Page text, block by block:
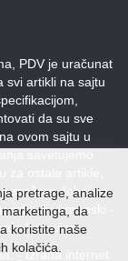
PDV je uračunat
svi artikli na sajtu
da su sve
ovom sajtu u
za ostale artikle,
možete dobiti na
robe ili virmanski -
kupovine.
-Izrada internet
pretrage, analize
da
koristite naše
kolačića.